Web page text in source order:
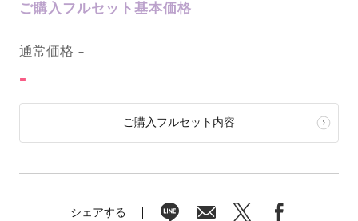
ご購入フルセット基本価格
通常価格 -
-
ご購入フルセット内容
シェアする